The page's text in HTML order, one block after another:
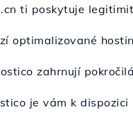
.cn ti poskytuje
optimalizované
zahrnují
je vám k